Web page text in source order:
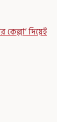
কেল্লা’ দিয়েই